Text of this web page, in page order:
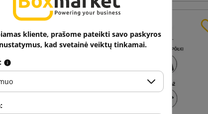
kliente, prašome pateikti savo paskyros
nustatymus, kad svetainė veiktų tinkamai.